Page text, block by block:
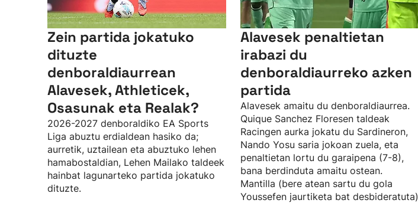
Zein partida jokatuko
dituzte
denboraldiaurrean
Alavesek, Athleticek,
Osasunak eta Realak?
2026-2027 denboraldiko EA Sports
Liga abuztu erdialdean hasiko da;
aurretik, uztailean eta abuztuko lehen
hamabostaldian, Lehen Mailako taldeek
hainbat lagunarteko partida jokatuko
dituzte.
Alavesek penaltietan
irabazi du
denboraldiaurreko azken
partida
Alavesek amaitu du denboraldiaurrea.
Quique Sanchez Floresen taldeak
Racingen aurka jokatu du Sardineron,
Nando Yosu saria jokoan zuela, eta
penaltietan lortu du garaipena (7-8),
bana berdinduta amaitu ostean.
Mantilla (bere atean sartu du gola
Youssefen jaurtiketa bat desbideratuta)